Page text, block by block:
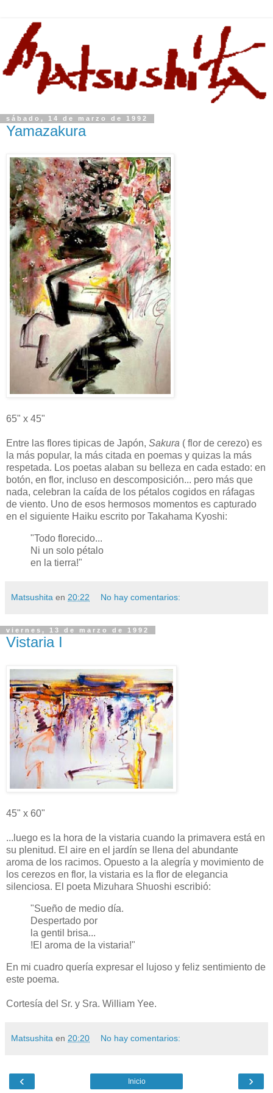
sábado, 14 de marzo de 1992
Yamazakura
65" x 45"
Entre las flores tipicas de Japón, Sakura ( flor de cerezo) es
la más popular, la más citada en poemas y quizas la más
respetada. Los poetas alaban su belleza en cada estado: en
botón, en flor, incluso en descomposición... pero más que
nada, celebran la caída de los pétalos cogidos en ráfagas
de viento. Uno de esos hermosos momentos es capturado
en el siguiente Haiku escrito por Takahama Kyoshi:
"Todo florecido...
Ni un solo pétalo
en la tierra!"
Matsushita en 20:22 No hay comentarios:
viernes, 13 de marzo de 1992
Vistaria I
45" x 60"
...luego es la hora de la vistaria cuando la primavera está en
su plenitud. El aire en el jardín se llena del abundante
aroma de los racimos. Opuesto a la alegría y movimiento de
los cerezos en flor, la vistaria es la flor de elegancia
silenciosa. El poeta Mizuhara Shuoshi escribió:
"Sueño de medio día.
Despertado por
la gentil brisa...
!El aroma de la vistaria!"
En mi cuadro quería expresar el lujoso y feliz sentimiento de
este poema.
Cortesía del Sr. y Sra. William Yee.
Matsushita en 20:20 No hay comentarios:
‹ ›
Inicio